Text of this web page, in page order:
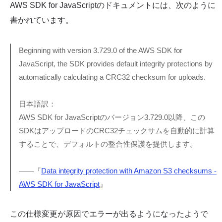
AWS SDK for JavaScriptのドキュメントには、次のように
書かれています。
Beginning with version 3.729.0 of the AWS SDK for
JavaScript, the SDK provides default integrity protections by
automatically calculating a CRC32 checksum for uploads.
日本語訳：
AWS SDK for JavaScriptのバージョン3.729.0以降、この
SDKはアップロードのCRC32チェックサムを自動的に計算
することで、デフォルトの整合性保護を提供します。
——『Data integrity protection with Amazon S3 checksums -
AWS SDK for JavaScript 』
この仕様変更が原因でエラーが出るようになったようで